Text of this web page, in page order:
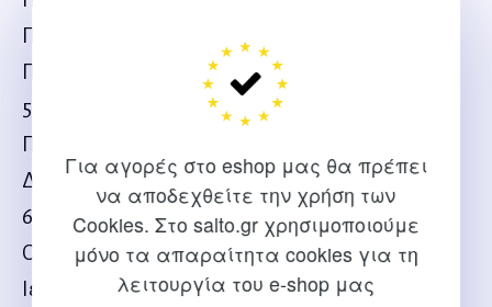
Για αγορές στο eshop μας θα πρέπει
να αποδεχθείτε την χρήση των
Cookies. Στο salto.gr χρησιμοποιούμε
μόνο τα απαραίτητα cookies για τη
λειτουργία του e-shop μας
Πόδι: Έξω διαμέρισμα
Πόδι: Διάμεσο διαμέρισμα
5. ΙΝΩΔΗΣ ΙΣΤΟΣ
Περιτονίες
Διαφράγματα και Πρόσθετα στοιχεία
6. ΝΕΥΡΟΛΟΓΙΑ
Οσφυϊκό νευρικό πλέγμα
Ιερό νευρικό πλέγμα